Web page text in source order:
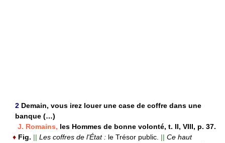
2 Demain, vous irez louer une case de coffre dans une
banque (…)
J. Romains, les Hommes de bonne volonté, t. II, VIII, p. 37.
♦ Fig. || Les coffres de l'État : le Trésor public. || Ce haut